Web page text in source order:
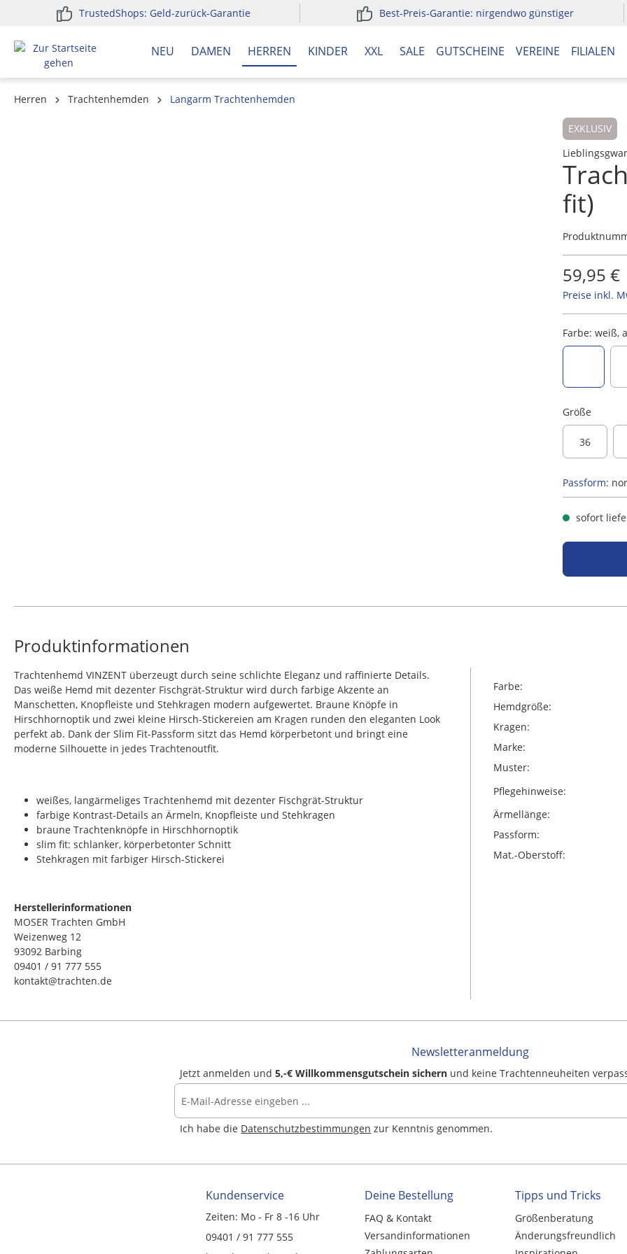
Zur Hauptnavigation springen
TrustedShops: Geld-zurück-Garantie Best-Preis-Garantie: nirgendwo günstiger
NEU DAMEN HERREN KINDER XXL SALE GUTSCHEINE VEREINE FILIALEN
Herren Trachtenhemden
Langarm Trachtenhemden
EXKLUSIV
fit)
59,95 €
Preise inkl.
Farbe: weiß,
Größe
36
Passform:
sofort
Produktinformationen
Trachtenhemd VINZENT überzeugt durch seine schlichte Eleganz und raffinierte Details.
Das weiße Hemd mit dezenter Fischgrät-Struktur wird durch farbige Akzente an
Manschetten, Knopfleiste und Stehkragen modern aufgewertet. Braune Knöpfe in
Hirschhornoptik und zwei kleine Hirsch-Stickereien am Kragen runden den eleganten Look
perfekt ab. Dank der Slim Fit-Passform sitzt das Hemd körperbetont und bringt eine
moderne Silhouette in jedes Trachtenoutfit.
weißes, langärmeliges Trachtenhemd mit dezenter Fischgrät-Struktur
farbige Kontrast-Details an Ärmeln, Knopfleiste und Stehkragen
braune Trachtenknöpfe in Hirschhornoptik
slim fit: schlanker, körperbetonter Schnitt
Stehkragen mit farbiger Hirsch-Stickerei
Herstellerinformationen
MOSER Trachten GmbH
Weizenweg 12
93092 Barbing
09401 / 91 777 555
kontakt@trachten.de
Farbe:
Hemdgröße:
Kragen:
Marke:
Muster:
Pflegehinweise:
Ärmellänge:
Passform:
Mat.-Oberstoff:
Newsletteranmeldung
Jetzt anmelden und5,-€ Willkommensgutschein sichern und keine Trachtenneuheiten
Ich habe die Datenschutzbestimmungen zur Kenntnis genommen.
Kundenservice
Zeiten: Mo - Fr 8 -16 Uhr
09401 / 91 777 555
Deine Bestellung
FAQ & Kontakt
Versandinformationen
Tipps und Tricks
Größenberatung
Änderungsfreundlich